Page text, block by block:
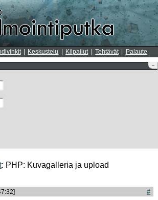
Keskustelu Kilpailut Tehtävät Palaute
–
: PHP: Kuvagalleria ja upload
#